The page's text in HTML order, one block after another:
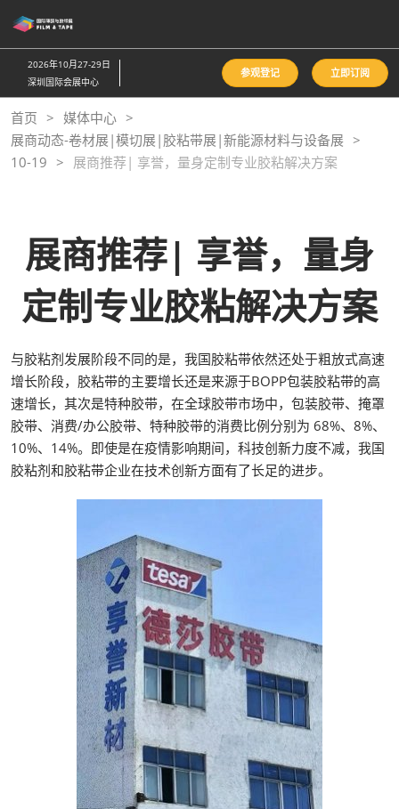
接
跳
至
内
容
2026年10月27-29日
深圳国际会展中心
参观登记 立即订阅
首页
媒体中心
展商动态-卷材展|模切展|胶粘带展|新能源材料与设备展
10-19
展商推荐| 享誉，量身定制专业胶粘解决方案
展商推荐| 享誉，量身
定制专业胶粘解决方案
与胶粘剂发展阶段不同的是，我国胶粘带依然还处于粗放式高速
增长阶段，胶粘带的主要增长还是来源于BOPP包装胶粘带的高
速增长，其次是特种胶带，在全球胶带市场中，包装胶带、掩罩
胶带、消费/办公胶带、特种胶带的消费比例分别为 68%、8%、
10%、14%。即使是在疫情影响期间，科技创新力度不减，我国
胶粘剂和胶粘带企业在技术创新方面有了长足的进步。